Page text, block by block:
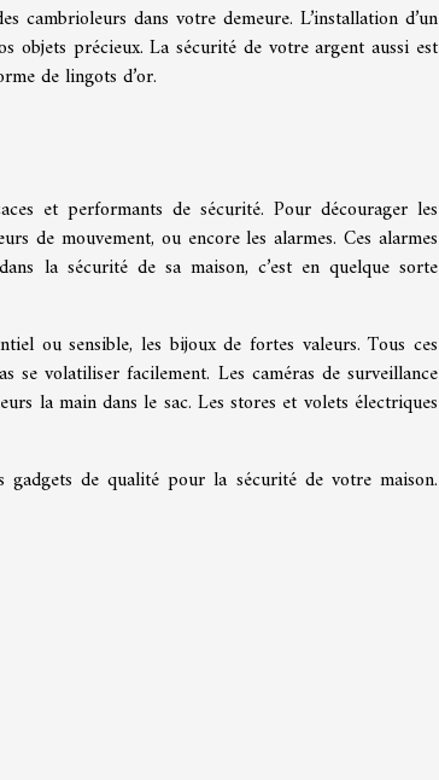
cambrioleurs dans votre demeure. L’installation d’un
objets précieux. La sécurité de votre argent aussi est
de lingots d’or.
et performants de sécurité. Pour décourager les
de mouvement, ou encore les alarmes. Ces alarmes
la sécurité de sa maison, c’est en quelque sorte
ou sensible, les bijoux de fortes valeurs. Tous ces
volatiliser facilement. Les caméras de surveillance
la main dans le sac. Les stores et volets électriques
de qualité pour la sécurité de votre maison.